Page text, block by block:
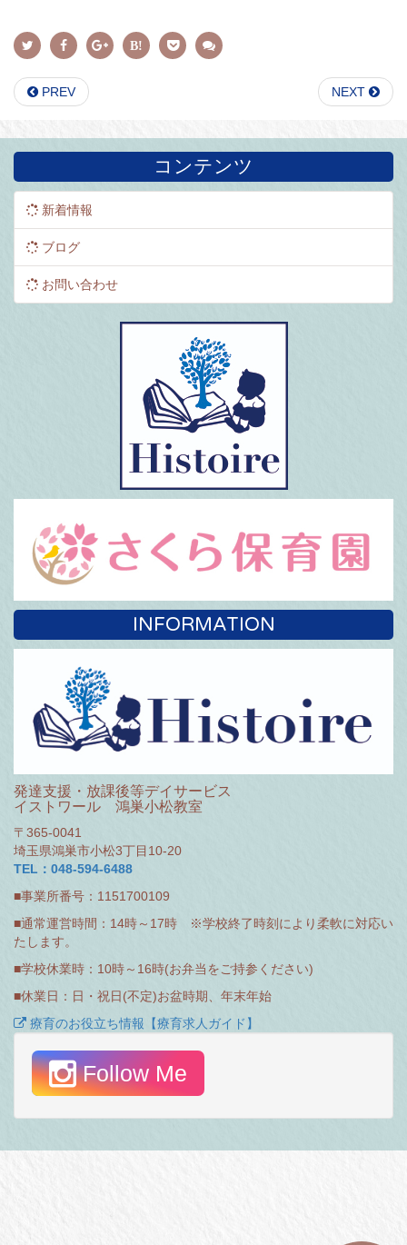
PREV NEXT
コンテンツ
新着情報
ブログ
お問い合わせ
INFORMATION
発達支援・放課後等デイサービス
イストワール 鴻巣小松教室
〒365-0041
埼玉県鴻巣市小松3丁目10-20
TEL：048-594-6488
■事業所番号：1151700109
■通常運営時間：14時～17時 ※学校終了時刻により柔軟に対応い
たします。
■学校休業時：10時～16時(お弁当をご持参ください)
■休業日：日・祝日(不定)お盆時期、年末年始
療育のお役立ち情報【療育求人ガイド】
Follow Me